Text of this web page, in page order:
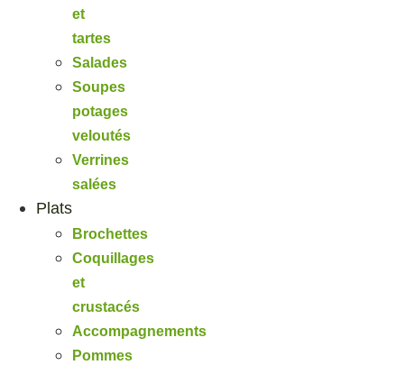
et
tartes
Salades
Soupes
potages
veloutés
Verrines
salées
Plats
Brochettes
Coquillages
et
crustacés
Accompagnements
Pommes